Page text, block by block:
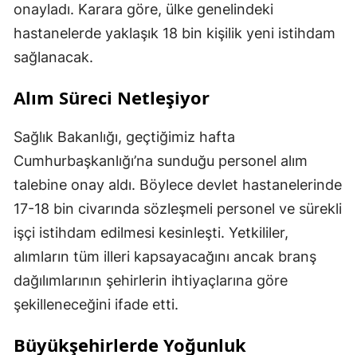
onayladı. Karara göre, ülke genelindeki
hastanelerde yaklaşık 18 bin kişilik yeni istihdam
sağlanacak.
Alım Süreci Netleşiyor
Sağlık Bakanlığı, geçtiğimiz hafta
Cumhurbaşkanlığı’na sunduğu personel alım
talebine onay aldı. Böylece devlet hastanelerinde
17-18 bin civarında sözleşmeli personel ve sürekli
işçi istihdam edilmesi kesinleşti. Yetkililer,
alımların tüm illeri kapsayacağını ancak branş
dağılımlarının şehirlerin ihtiyaçlarına göre
şekilleneceğini ifade etti.
Büyükşehirlerde Yoğunluk